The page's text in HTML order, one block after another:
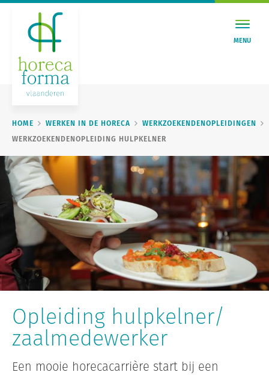
MENU
HOME WERKEN IN DE HORECA
WERKZOEKENDENOPLEIDINGEN
WERKZOEKENDENOPLEIDING HULPKELNER
Opleiding hulpkelner/
zaalmedewerker
Een mooie horecacarrière start bij een